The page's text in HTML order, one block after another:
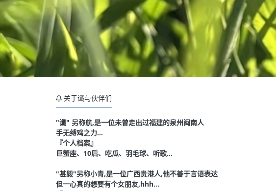
关于谶与伙伴们
"谶" 另称航,是一位未曾走出过福建的泉州闽南人
手无缚鸡之力...
『个人档案』
巨蟹座、10后、吃瓜、羽毛球、听歌...
"甚毅"另称小青,是一位广西贵港人,他不善于言语表达
但一心真的想要有个女朋友,hhh...